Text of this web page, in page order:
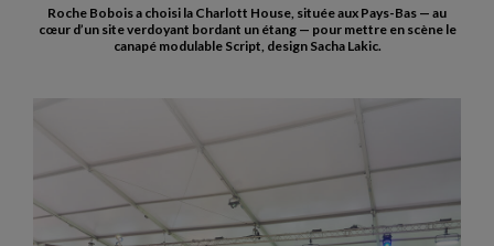
Roche Bobois a choisi la Charlott House, située aux Pays-Bas — au
cœur d’un site verdoyant bordant un étang — pour mettre en scène le
canapé modulable Script, design Sacha Lakic.